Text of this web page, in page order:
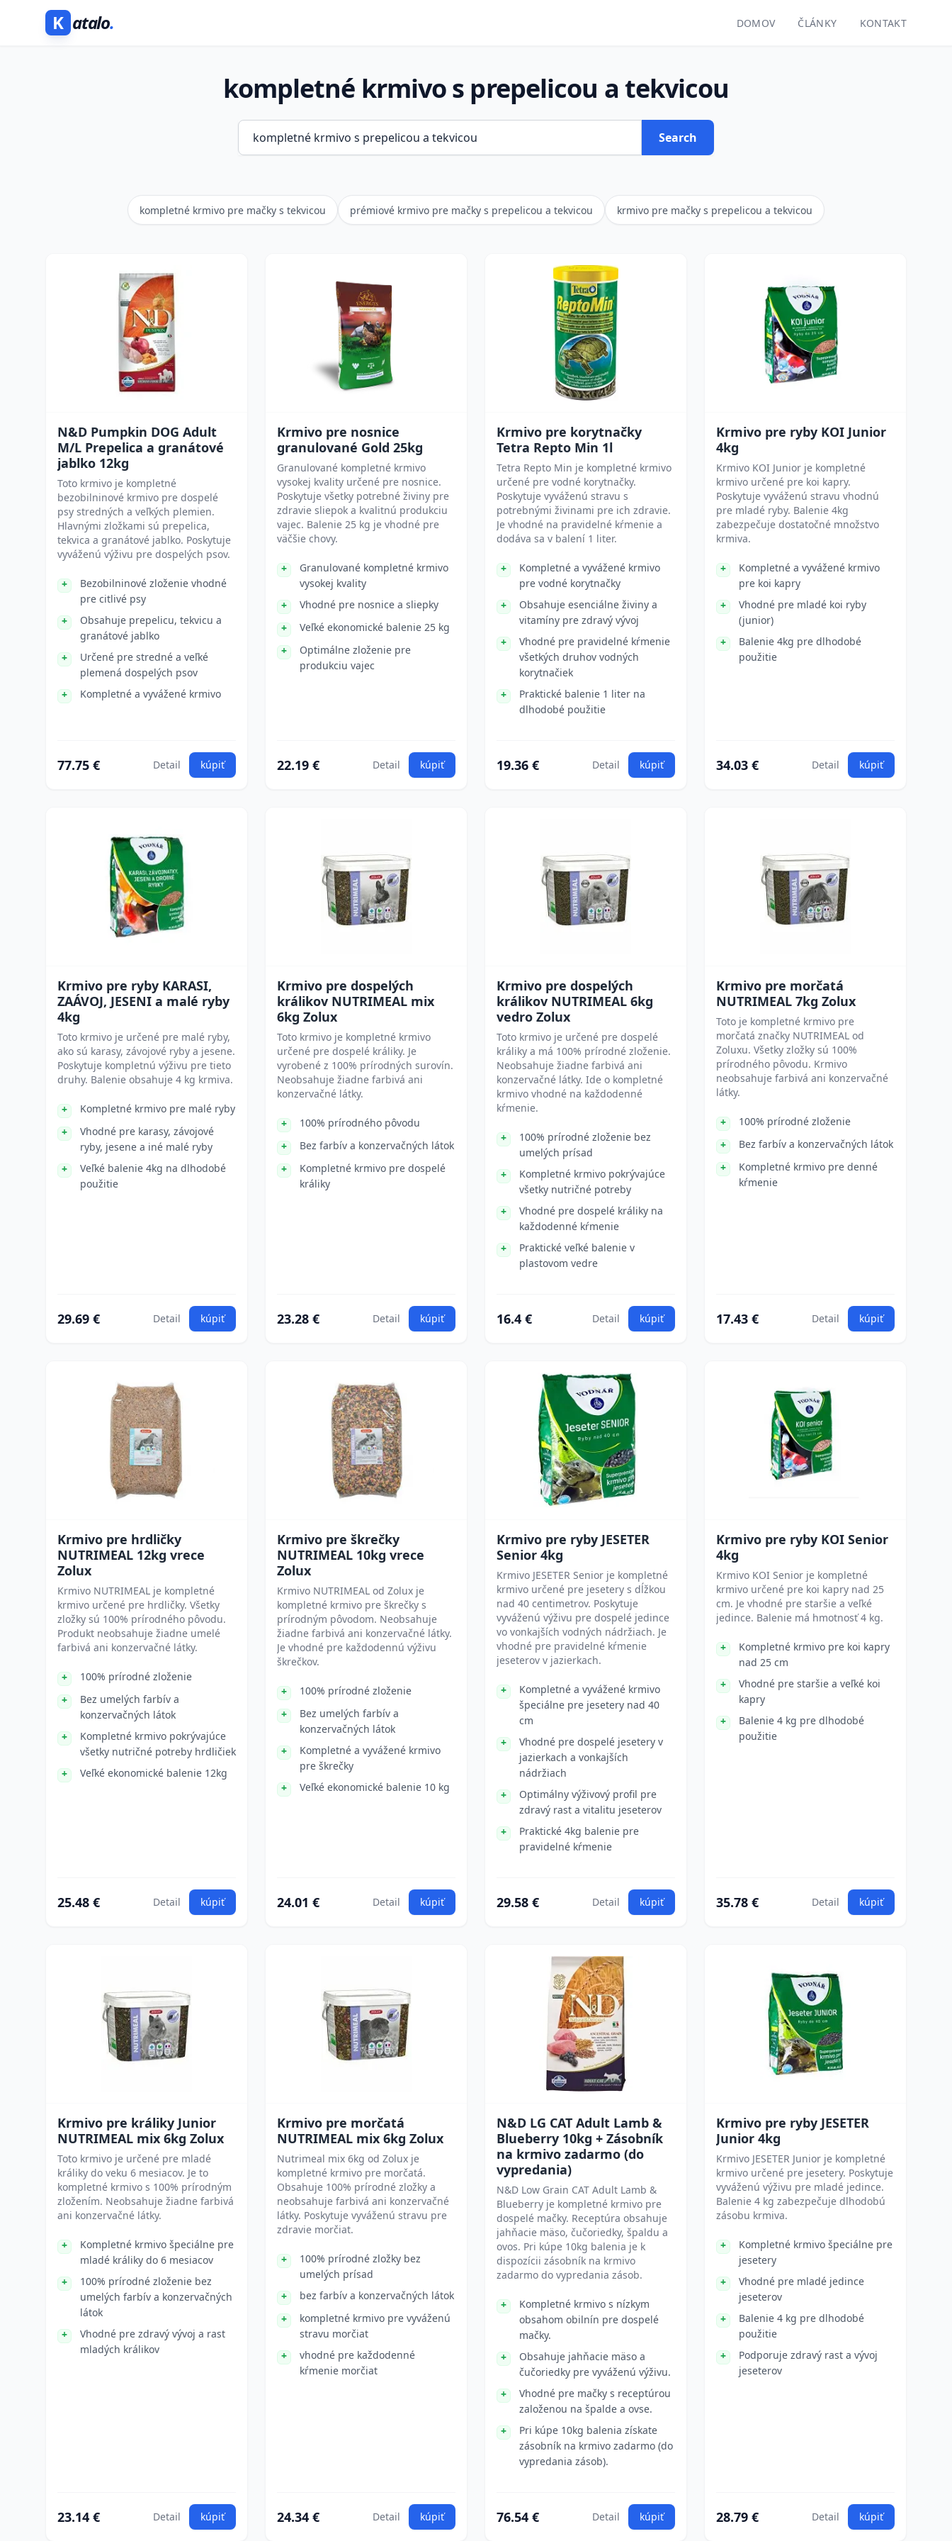
K atalo. DOMOV ČLÁNKY KONTAKT
kompletné krmivo s prepelicou a tekvicou
Search
kompletné krmivo pre mačky s tekvicou prémiové krmivo pre mačky s prepelicou a tekvicou krmivo pre mačky s prepelicou a tekvicou
N&D Pumpkin DOG Adult
M/L Prepelica a granátové
jablko 12kg
Toto krmivo je kompletné
bezobilninové krmivo pre dospelé
psy stredných a veľkých plemien.
Hlavnými zložkami sú prepelica,
tekvica a granátové jablko. Poskytuje
vyváženú výživu pre dospelých psov.
Bezobilninové zloženie vhodné
pre citlivé psy
Obsahuje prepelicu, tekvicu a
granátové jablko
Určené pre stredné a veľké
plemená dospelých psov
Kompletné a vyvážené krmivo
77.75 € Detail kúpiť
Krmivo pre nosnice
granulované Gold 25kg
Granulované kompletné krmivo
vysokej kvality určené pre nosnice.
Poskytuje všetky potrebné živiny pre
zdravie sliepok a kvalitnú produkciu
vajec. Balenie 25 kg je vhodné pre
väčšie chovy.
Granulované kompletné krmivo
vysokej kvality
Vhodné pre nosnice a sliepky
Veľké ekonomické balenie 25 kg
Optimálne zloženie pre
produkciu vajec
22.19 € Detail kúpiť
Krmivo pre korytnačky
Tetra Repto Min 1l
Tetra Repto Min je kompletné krmivo
určené pre vodné korytnačky.
Poskytuje vyváženú stravu s
potrebnými živinami pre ich zdravie.
Je vhodné na pravidelné kŕmenie a
dodáva sa v balení 1 liter.
Kompletné a vyvážené krmivo
pre vodné korytnačky
Obsahuje esenciálne živiny a
vitamíny pre zdravý vývoj
Vhodné pre pravidelné kŕmenie
všetkých druhov vodných
korytnačiek
Praktické balenie 1 liter na
dlhodobé použitie
19.36 € Detail kúpiť
Krmivo pre ryby KOI Junior
4kg
Krmivo KOI Junior je kompletné
krmivo určené pre koi kapry.
Poskytuje vyváženú stravu vhodnú
pre mladé ryby. Balenie 4kg
zabezpečuje dostatočné množstvo
krmiva.
Kompletné a vyvážené krmivo
pre koi kapry
Vhodné pre mladé koi ryby
(junior)
Balenie 4kg pre dlhodobé
použitie
34.03 € Detail kúpiť
Krmivo pre ryby KARASI,
ZAÁVOJ, JESENI a malé ryby
4kg
Toto krmivo je určené pre malé ryby,
ako sú karasy, závojové ryby a jesene.
Poskytuje kompletnú výživu pre tieto
druhy. Balenie obsahuje 4 kg krmiva.
Kompletné krmivo pre malé ryby
Vhodné pre karasy, závojové
ryby, jesene a iné malé ryby
Veľké balenie 4kg na dlhodobé
použitie
29.69 € Detail kúpiť
Krmivo pre dospelých
králikov NUTRIMEAL mix
6kg Zolux
Toto krmivo je kompletné krmivo
určené pre dospelé králiky. Je
vyrobené z 100% prírodných surovín.
Neobsahuje žiadne farbivá ani
konzervačné látky.
100% prírodného pôvodu
Bez farbív a konzervačných látok
Kompletné krmivo pre dospelé
králiky
23.28 € Detail kúpiť
Krmivo pre dospelých
králikov NUTRIMEAL 6kg
vedro Zolux
Toto krmivo je určené pre dospelé
králiky a má 100% prírodné zloženie.
Neobsahuje žiadne farbivá ani
konzervačné látky. Ide o kompletné
krmivo vhodné na každodenné
kŕmenie.
100% prírodné zloženie bez
umelých prísad
Kompletné krmivo pokrývajúce
všetky nutričné potreby
Vhodné pre dospelé králiky na
každodenné kŕmenie
Praktické veľké balenie v
plastovom vedre
16.4 € Detail kúpiť
Krmivo pre morčatá
NUTRIMEAL 7kg Zolux
Toto je kompletné krmivo pre
morčatá značky NUTRIMEAL od
Zoluxu. Všetky zložky sú 100%
prírodného pôvodu. Krmivo
neobsahuje farbivá ani konzervačné
látky.
100% prírodné zloženie
Bez farbív a konzervačných látok
Kompletné krmivo pre denné
kŕmenie
17.43 € Detail kúpiť
Krmivo pre hrdličky
NUTRIMEAL 12kg vrece
Zolux
Krmivo NUTRIMEAL je kompletné
krmivo určené pre hrdličky. Všetky
zložky sú 100% prírodného pôvodu.
Produkt neobsahuje žiadne umelé
farbivá ani konzervačné látky.
100% prírodné zloženie
Bez umelých farbív a
konzervačných látok
Kompletné krmivo pokrývajúce
všetky nutričné potreby hrdličiek
Veľké ekonomické balenie 12kg
25.48 € Detail kúpiť
Krmivo pre škrečky
NUTRIMEAL 10kg vrece
Zolux
Krmivo NUTRIMEAL od Zolux je
kompletné krmivo pre škrečky s
prírodným pôvodom. Neobsahuje
žiadne farbivá ani konzervačné látky.
Je vhodné pre každodennú výživu
škrečkov.
100% prírodné zloženie
Bez umelých farbív a
konzervačných látok
Kompletné a vyvážené krmivo
pre škrečky
Veľké ekonomické balenie 10 kg
24.01 € Detail kúpiť
Krmivo pre ryby JESETER
Senior 4kg
Krmivo JESETER Senior je kompletné
krmivo určené pre jesetery s dĺžkou
nad 40 centimetrov. Poskytuje
vyváženú výživu pre dospelé jedince
vo vonkajších vodných nádržiach. Je
vhodné pre pravidelné kŕmenie
jeseterov v jazierkach.
Kompletné a vyvážené krmivo
špeciálne pre jesetery nad 40
cm
Vhodné pre dospelé jesetery v
jazierkach a vonkajších
nádržiach
Optimálny výživový profil pre
zdravý rast a vitalitu jeseterov
Praktické 4kg balenie pre
pravidelné kŕmenie
29.58 € Detail kúpiť
Krmivo pre ryby KOI Senior
4kg
Krmivo KOI Senior je kompletné
krmivo určené pre koi kapry nad 25
cm. Je vhodné pre staršie a veľké
jedince. Balenie má hmotnosť 4 kg.
Kompletné krmivo pre koi kapry
nad 25 cm
Vhodné pre staršie a veľké koi
kapry
Balenie 4 kg pre dlhodobé
použitie
35.78 € Detail kúpiť
Krmivo pre králiky Junior
NUTRIMEAL mix 6kg Zolux
Toto krmivo je určené pre mladé
králiky do veku 6 mesiacov. Je to
kompletné krmivo s 100% prírodným
zložením. Neobsahuje žiadne farbivá
ani konzervačné látky.
Kompletné krmivo špeciálne pre
mladé králiky do 6 mesiacov
100% prírodné zloženie bez
umelých farbív a konzervačných
látok
Vhodné pre zdravý vývoj a rast
mladých králikov
23.14 € Detail kúpiť
Krmivo pre morčatá
NUTRIMEAL mix 6kg Zolux
Nutrimeal mix 6kg od Zolux je
kompletné krmivo pre morčatá.
Obsahuje 100% prírodné zložky a
neobsahuje farbivá ani konzervačné
látky. Poskytuje vyváženú stravu pre
zdravie morčiat.
100% prírodné zložky bez
umelých prísad
bez farbív a konzervačných látok
kompletné krmivo pre vyváženú
stravu morčiat
vhodné pre každodenné
kŕmenie morčiat
24.34 € Detail kúpiť
N&D LG CAT Adult Lamb &
Blueberry 10kg + Zásobník
na krmivo zadarmo (do
vypredania)
N&D Low Grain CAT Adult Lamb &
Blueberry je kompletné krmivo pre
dospelé mačky. Receptúra obsahuje
jahňacie mäso, čučoriedky, špaldu a
ovos. Pri kúpe 10kg balenia je k
dispozícii zásobník na krmivo
zadarmo do vypredania zásob.
Kompletné krmivo s nízkym
obsahom obilnín pre dospelé
mačky.
Obsahuje jahňacie mäso a
čučoriedky pre vyváženú výživu.
Vhodné pre mačky s receptúrou
založenou na špalde a ovse.
Pri kúpe 10kg balenia získate
zásobník na krmivo zadarmo (do
vypredania zásob).
76.54 € Detail kúpiť
Krmivo pre ryby JESETER
Junior 4kg
Krmivo JESETER Junior je kompletné
krmivo určené pre jesetery. Poskytuje
vyváženú výživu pre mladé jedince.
Balenie 4 kg zabezpečuje dlhodobú
zásobu krmiva.
Kompletné krmivo špeciálne pre
jesetery
Vhodné pre mladé jedince
jeseterov
Balenie 4 kg pre dlhodobé
použitie
Podporuje zdravý rast a vývoj
jeseterov
28.79 € Detail kúpiť